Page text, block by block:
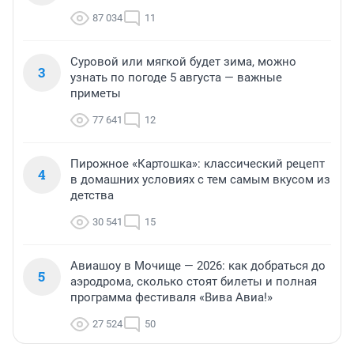
87 034 11
3
Суровой или мягкой будет зима, можно
узнать по погоде 5 августа — важные
приметы
77 641 12
4
Пирожное «Картошка»: классический рецепт
в домашних условиях с тем самым вкусом из
детства
30 541 15
5
Авиашоу в Мочище — 2026: как добраться до
аэродрома, сколько стоят билеты и полная
программа фестиваля «Вива Авиа!»
27 524 50